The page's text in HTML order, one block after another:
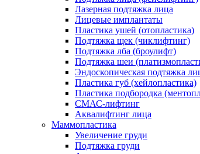
Лазерная подтяжка лица
Лицевые имплантаты
Пластика ушей (отопластика)
Подтяжка щек (чиклифтинг)
Подтяжка лба (броулифт)
Подтяжка шеи
Эндоскопическая подтяжка
Пластика губ (хейлопластика)
Пластика подбородка
СМАС-лифтинг
Аквалифтинг лица
Маммопластика
Увеличение груди
Подтяжка груди